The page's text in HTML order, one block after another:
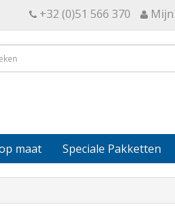
+32 (0)51 566 370
maat Speciale Pakketten